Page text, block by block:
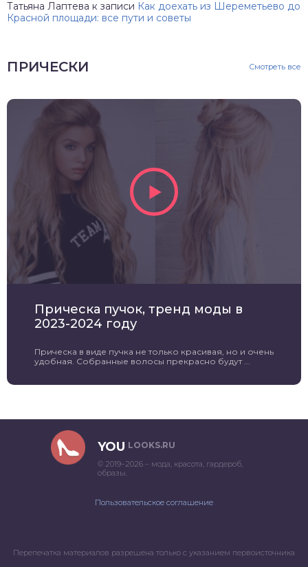
Татьяна Лаптева к записи Как доехать из Шереметьево до
Красной площади: все пути и советы
ПРИЧЕСКИ Смотреть все
Прическа пучок, тренд моды в
2023-2024 году
Прическа в виде пучка не только красивая, но и очень
удобная. Собранные волосы прекрасно будут ...
YOU LOOKS.RU
© 2019–2026 – мода, красота, гардероб,
образы.
Пользовательское соглашение
Перепечатка материалов разрешена только с указанием первоисточника